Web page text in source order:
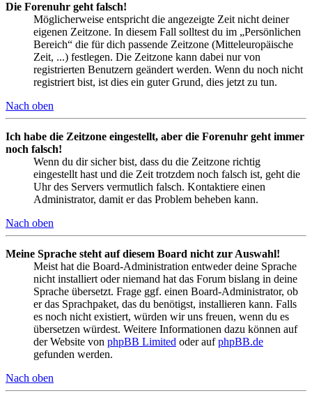
Die Forenuhr geht falsch!
Möglicherweise entspricht die angezeigte Zeit nicht deiner
eigenen Zeitzone. In diesem Fall solltest du im „Persönlichen
Bereich“ die für dich passende Zeitzone (Mitteleuropäische
Zeit, ...) festlegen. Die Zeitzone kann dabei nur von
registrierten Benutzern geändert werden. Wenn du noch nicht
registriert bist, ist dies ein guter Grund, dies jetzt zu tun.
Nach oben
Ich habe die Zeitzone eingestellt, aber die Forenuhr geht immer
noch falsch!
Wenn du dir sicher bist, dass du die Zeitzone richtig
eingestellt hast und die Zeit trotzdem noch falsch ist, geht die
Uhr des Servers vermutlich falsch. Kontaktiere einen
Administrator, damit er das Problem beheben kann.
Nach oben
Meine Sprache steht auf diesem Board nicht zur Auswahl!
Meist hat die Board-Administration entweder deine Sprache
nicht installiert oder niemand hat das Forum bislang in deine
Sprache übersetzt. Frage ggf. einen Board-Administrator, ob
er das Sprachpaket, das du benötigst, installieren kann. Falls
es noch nicht existiert, würden wir uns freuen, wenn du es
übersetzen würdest. Weitere Informationen dazu können auf
der Website von phpBB Limited oder aufphpBB.de
gefunden werden.
Nach oben